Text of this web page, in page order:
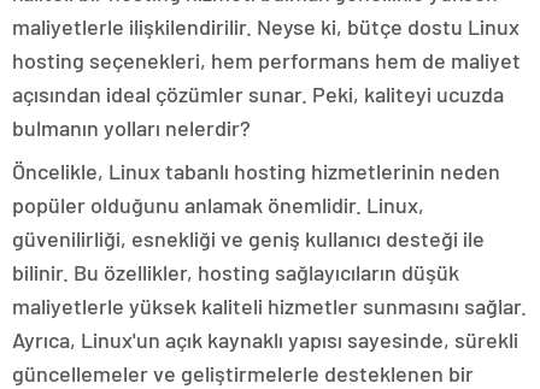
maliyetlerle ilişkilendirilir. Neyse ki, bütçe dostu Linux
hosting seçenekleri, hem performans hem de maliyet
açısından ideal çözümler sunar. Peki, kaliteyi ucuzda
bulmanın yolları nelerdir?
Öncelikle, Linux tabanlı hosting hizmetlerinin neden
popüler olduğunu anlamak önemlidir. Linux,
güvenilirliği, esnekliği ve geniş kullanıcı desteği ile
bilinir. Bu özellikler, hosting sağlayıcıların düşük
maliyetlerle yüksek kaliteli hizmetler sunmasını sağlar.
Ayrıca, Linux'un açık kaynaklı yapısı sayesinde, sürekli
güncellemeler ve geliştirmelerle desteklenen bir